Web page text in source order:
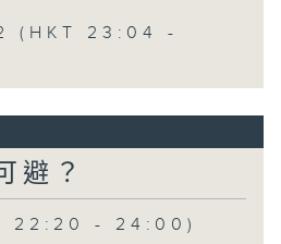
(HKT 23:04 -
避？
22:20 - 24:00)